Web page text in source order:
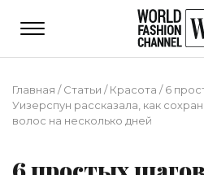
Главная /Статьи /Красота /6
Уизерспун рассказала, как
волос на несколько дней